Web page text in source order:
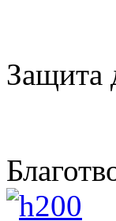
Защита